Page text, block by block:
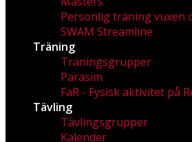
Personlig träning vuxen
SWAM Streamline
Träning
Träningsgrupper
Parasim
FaR - Fysisk aktivitet på
Tävling
Tävlingsgrupper
Kalender